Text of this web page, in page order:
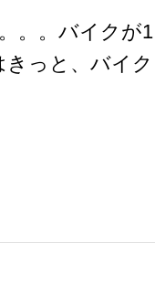
。。バイクが
きっと、バイ